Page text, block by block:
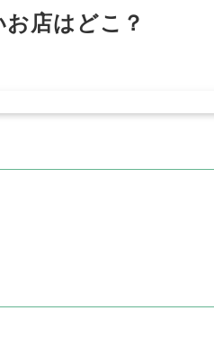
店はどこ？